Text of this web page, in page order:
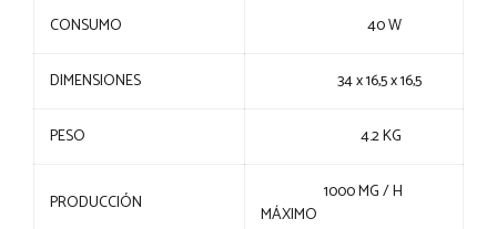
CONSUMO 40 W
DIMENSIONES 34 x 16,5 x 16,5
PESO 4.2 KG
PRODUCCIÓN
1000 MG / H
MÁXIMO